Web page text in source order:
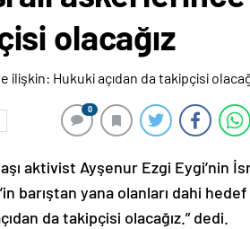
olacağız
0
aktivist Ayşenur Ezgi Eygi’nin
yana olanları dahi hedef
da takipçisi olacağız.” dedi.